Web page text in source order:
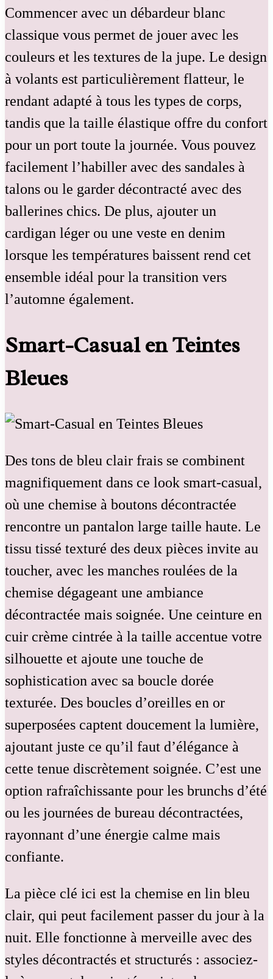
Commencer avec un débardeur blanc
classique vous permet de jouer avec les
couleurs et les textures de la jupe. Le design
à volants est particulièrement flatteur, le
rendant adapté à tous les types de corps,
tandis que la taille élastique offre du confort
pour un port toute la journée. Vous pouvez
facilement l’habiller avec des sandales à
talons ou le garder décontracté avec des
ballerines chics. De plus, ajouter un
cardigan léger ou une veste en denim
lorsque les températures baissent rend cet
ensemble idéal pour la transition vers
l’automne également.
Smart-Casual en Teintes
Bleues
Des tons de bleu clair frais se combinent
magnifiquement dans ce look smart-casual,
où une chemise à boutons décontractée
rencontre un pantalon large taille haute. Le
tissu tissé texturé des deux pièces invite au
toucher, avec les manches roulées de la
chemise dégageant une ambiance
décontractée mais soignée. Une ceinture en
cuir crème cintrée à la taille accentue votre
silhouette et ajoute une touche de
sophistication avec sa boucle dorée
texturée. Des boucles d’oreilles en or
superposées captent doucement la lumière,
ajoutant juste ce qu’il faut d’élégance à
cette tenue discrètement soignée. C’est une
option rafraîchissante pour les brunchs d’été
ou les journées de bureau décontractées,
rayonnant d’une énergie calme mais
confiante.
La pièce clé ici est la chemise en lin bleu
clair, qui peut facilement passer du jour à la
nuit. Elle fonctionne à merveille avec des
styles décontractés et structurés : associez-